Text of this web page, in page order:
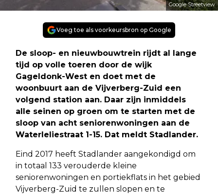
Google Streetview
Voeg toe als voorkeursbron op Google
De sloop- en nieuwbouwtrein rijdt al lange
tijd op volle toeren door de wijk
Gageldonk-West en doet met de
woonbuurt aan de Vijverberg-Zuid een
volgend station aan. Daar zijn inmiddels
alle seinen op groen om te starten met de
sloop van acht seniorenwoningen aan de
Waterleliestraat 1-15. Dat meldt Stadlander.
Eind 2017 heeft Stadlander aangekondigd om
in totaal 133 verouderde kleine
seniorenwoningen en portiekflats in het gebied
Vijverberg-Zuid te zullen slopen en te